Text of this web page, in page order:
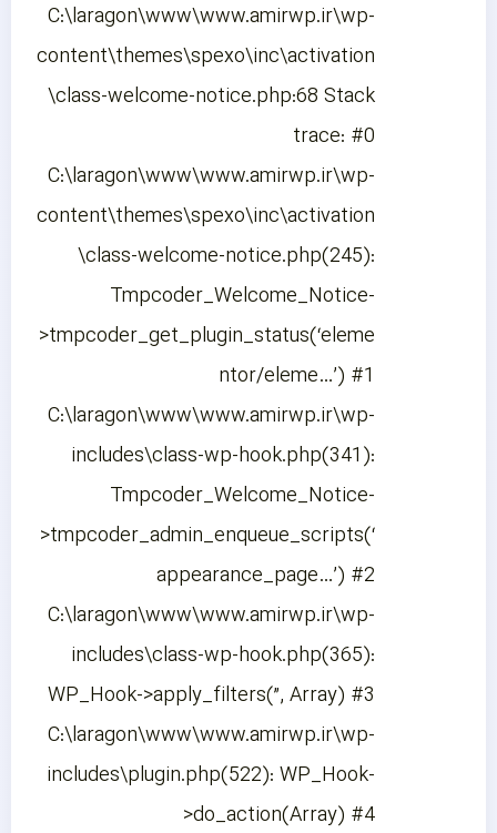
C:\laragon\www\www.amirwp.ir\wp-
content\themes\spexo\inc\activation
\class-welcome-notice.php:68 Stack
trace: #0
C:\laragon\www\www.amirwp.ir\wp-
content\themes\spexo\inc\activation
\class-welcome-notice.php(245):
Tmpcoder_Welcome_Notice-
>tmpcoder_get_plugin_status(‘eleme
ntor/eleme…’) #1
C:\laragon\www\www.amirwp.ir\wp-
includes\class-wp-hook.php(341):
Tmpcoder_Welcome_Notice-
>tmpcoder_admin_enqueue_scripts(‘
appearance_page…’) #2
C:\laragon\www\www.amirwp.ir\wp-
includes\class-wp-hook.php(365):
WP_Hook->apply_filters(”, Array) #3
C:\laragon\www\www.amirwp.ir\wp-
includes\plugin.php(522): WP_Hook-
>do_action(Array) #4